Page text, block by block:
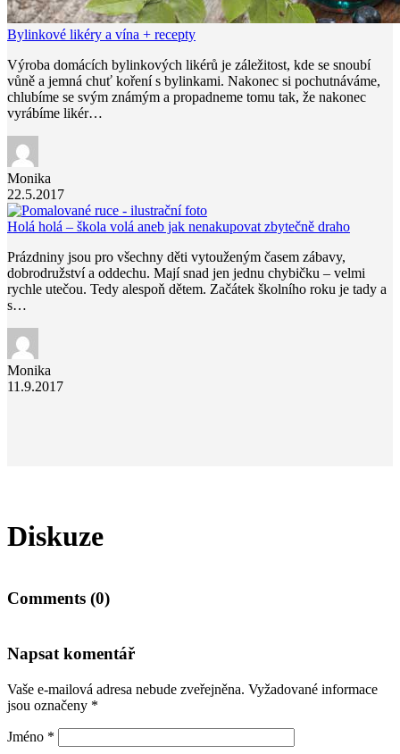
Bylinkové likéry a vína + recepty
Výroba domácích bylinkových likérů je záležitost, kde se snoubí
vůně a jemná chuť koření s bylinkami. Nakonec si pochutnáváme,
chlubíme se svým známým a propadneme tomu tak, že nakonec
vyrábíme likér…
Monika
22.5.2017
Holá holá – škola volá aneb jak nenakupovat zbytečně draho
Prázdniny jsou pro všechny děti vytouženým časem zábavy,
dobrodružství a oddechu. Mají snad jen jednu chybičku – velmi
rychle utečou. Tedy alespoň dětem. Začátek školního roku je tady a
s…
Monika
11.9.2017
Diskuze
Comments (0)
Napsat komentář
Vaše e-mailová adresa nebude zveřejněna. Vyžadované informace
jsou označeny *
Jméno *